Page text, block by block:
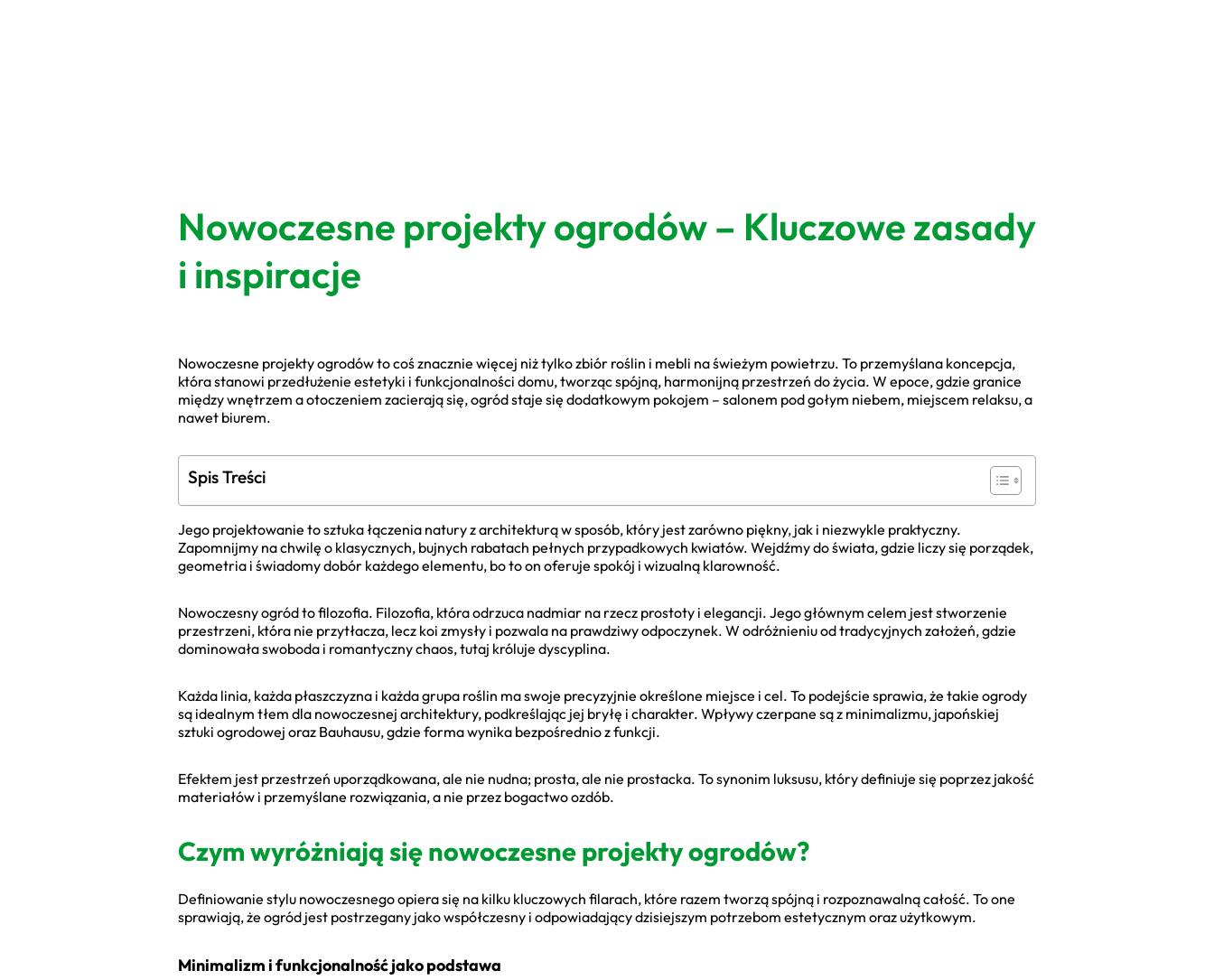
Nowoczesne projekty ogrodów – Kluczowe zasady
i inspiracje
Nowoczesne projekty ogrodów to coś znacznie więcej niż tylko zbiór roślin i mebli na świeżym powietrzu. To przemyślana koncepcja,
która stanowi przedłużenie estetyki i funkcjonalności domu, tworząc spójną, harmonijną przestrzeń do życia. W epoce, gdzie granice
między wnętrzem a otoczeniem zacierają się, ogród staje się dodatkowym pokojem – salonem pod gołym niebem, miejscem relaksu, a
nawet biurem.
Spis Treści
Jego projektowanie to sztuka łączenia natury z architekturą w sposób, który jest zarówno piękny, jak i niezwykle praktyczny.
Zapomnijmy na chwilę o klasycznych, bujnych rabatach pełnych przypadkowych kwiatów. Wejdźmy do świata, gdzie liczy się porządek,
geometria i świadomy dobór każdego elementu, bo to on oferuje spokój i wizualną klarowność.
Nowoczesny ogród to filozofia. Filozofia, która odrzuca nadmiar na rzecz prostoty i elegancji. Jego głównym celem jest stworzenie
przestrzeni, która nie przytłacza, lecz koi zmysły i pozwala na prawdziwy odpoczynek. W odróżnieniu od tradycyjnych założeń, gdzie
dominowała swoboda i romantyczny chaos, tutaj króluje dyscyplina.
Każda linia, każda płaszczyzna i każda grupa roślin ma swoje precyzyjnie określone miejsce i cel. To podejście sprawia, że takie ogrody
są idealnym tłem dla nowoczesnej architektury, podkreślając jej bryłę i charakter. Wpływy czerpane są z minimalizmu, japońskiej
sztuki ogrodowej oraz Bauhausu, gdzie forma wynika bezpośrednio z funkcji.
Efektem jest przestrzeń uporządkowana, ale nie nudna; prosta, ale nie prostacka. To synonim luksusu, który definiuje się poprzez jakość
materiałów i przemyślane rozwiązania, a nie przez bogactwo ozdób.
Czym wyróżniają się nowoczesne projekty ogrodów?
Definiowanie stylu nowoczesnego opiera się na kilku kluczowych filarach, które razem tworzą spójną i rozpoznawalną całość. To one
sprawiają, że ogród jest postrzegany jako współczesny i odpowiadający dzisiejszym potrzebom estetycznym oraz użytkowym.
Minimalizm i funkcjonalność jako podstawa